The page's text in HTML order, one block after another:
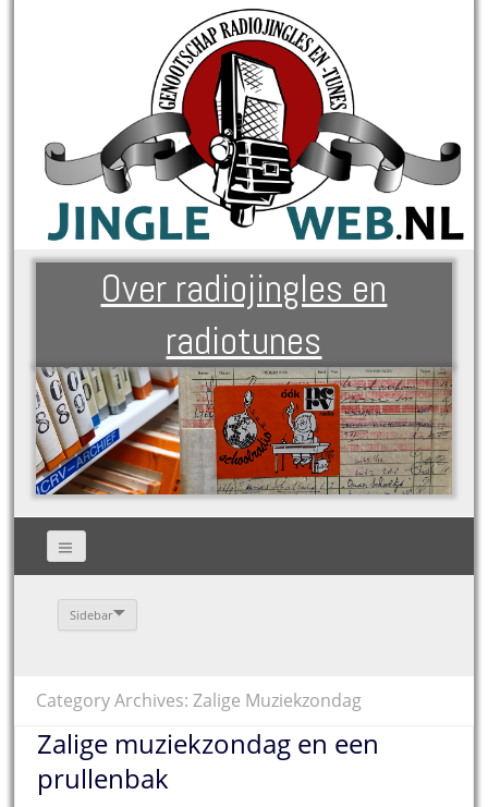
Over radiojingles en
radiotunes
Sidebar
Category Archives: Zalige Muziekzondag
Zalige muziekzondag en een
prullenbak